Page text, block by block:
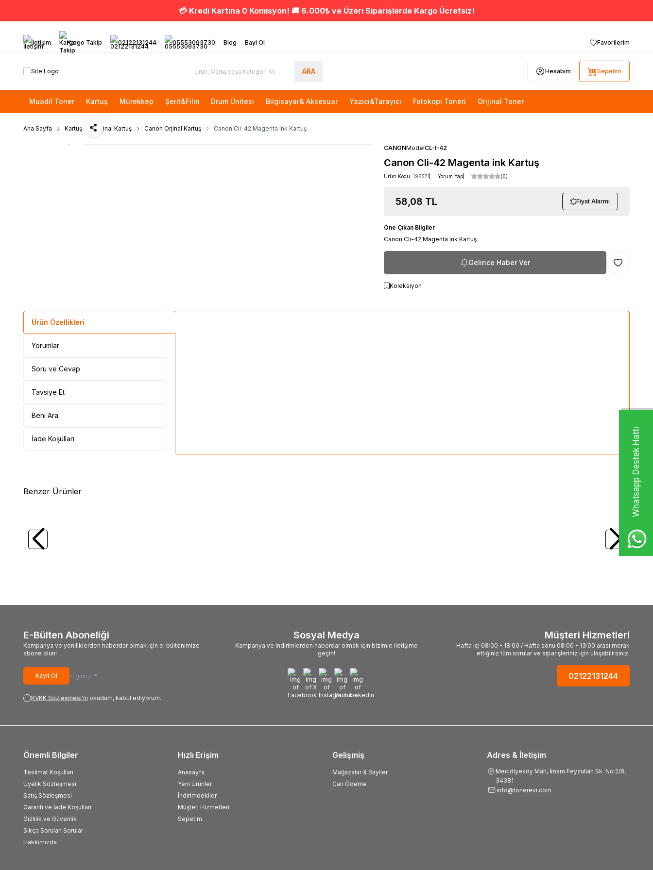
Whatsapp Destek Hattı
💳 Kredi Kartına 0 Komisyon! 🚚 6.000₺ ve Üzeri Siparişlerde Kargo Ücretsiz!
İletişim Kargo Takip 02122131244 05553093730 Blog Bayi Ol Favorilerim
ARA Hesabım Sepetim
Muadil Toner Kartuş Mürekkep Şerit&Film Drum Ünitesi Bilgisayar& Aksesuar Yazıcı&Tarayıcı Fotokopi Toneri Orijinal Toner
Ana Sayfa Kartuş Orjinal Kartuş Canon Orjinal Kartuş Canon Cli-42 Magenta ink Kartuş
Paylaş
CANONModelCL-I-42
Canon Cli-42 Magenta ink Kartuş
Ürün Kodu: 198571 Yorum Yap (0)
58,08 TL Fiyat Alarmı
Öne Çıkan Bilgiler
Canon Cli-42 Magenta ink Kartuş
Gelince Haber Ver Favoriye
Koleksiyon
Ürün Özellikleri
Yorumlar
Soru ve Cevap
Tavsiye Et
Beni Ara
İade Koşulları
Benzer Ürünler
CANON
E-Bülten Aboneliği
Kampanya ve yeniliklerden haberdar olmak için e-bültenimize
abone olun!
Kayıt Ol
KVKK Sözleşmesi'ni okudum, kabul ediyorum.
Sosyal Medya
Kampanya ve indirimlerden haberdar olmak için bizimle iletişime
geçin!
Müşteri Hizmetleri
Hafta içi 08:00 - 18:00 / Hafta sonu 08:00 - 13:00 arası merak
ettiğiniz tüm sorular ve siparişleriniz için ulaşabilirsiniz.
02122131244
Adres & İletişim
Mecidiyeköy Mah, İmam Feyzullah Sk. No:2/B,
34381
info@tonerevi.com
Önemli Bilgiler
Teslimat Koşulları
Üyelik Sözleşmesi
Satış Sözleşmesi
Garanti ve İade Koşulları
Gizlilik ve Güvenlik
Sıkça Sorulan Sorular
Hakkımızda
Hızlı Erişim
Anasayfa
Yeni Ürünler
İndirimdekiler
Müşteri Hizmetleri
Sepetim
Gelişmiş
Mağazalar & Bayiler
Cari Ödeme